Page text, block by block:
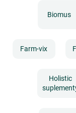
Biomus
Farm-vix
Holistic